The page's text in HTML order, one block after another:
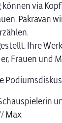
via
Pakravan
Ihre
Frauen und
Max